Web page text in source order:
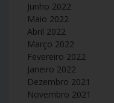
Junho 2022
Maio 2022
Abril 2022
Março 2022
Fevereiro 2022
Janeiro 2022
Dezembro 2021
Novembro 2021